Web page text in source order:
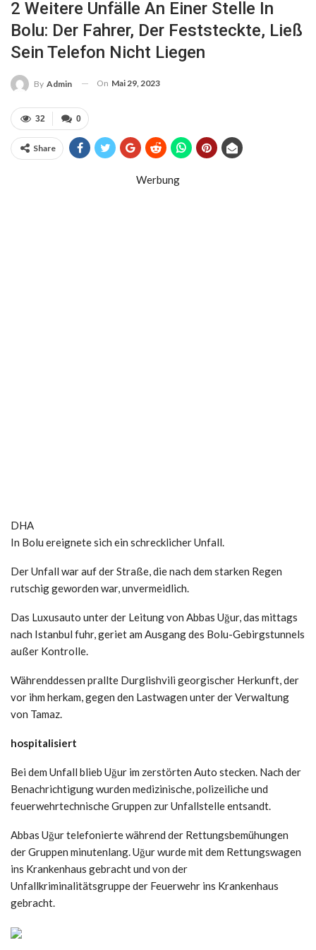
2 Weitere Unfälle An Einer Stelle In
Bolu: Der Fahrer, Der Feststeckte, Ließ
Sein Telefon Nicht Liegen
By Admin On Mai 29, 2023
0
32
Share
Werbung
DHA
In Bolu ereignete sich ein schrecklicher Unfall.
Der Unfall war auf der Straße, die nach dem starken Regen
rutschig geworden war, unvermeidlich.
Das Luxusauto unter der Leitung von Abbas Uğur, das mittags
nach Istanbul fuhr, geriet am Ausgang des Bolu-Gebirgstunnels
außer Kontrolle.
Währenddessen prallte Durglishvili georgischer Herkunft, der
vor ihm herkam, gegen den Lastwagen unter der Verwaltung
von Tamaz.
hospitalisiert
Bei dem Unfall blieb Uğur im zerstörten Auto stecken. Nach der
Benachrichtigung wurden medizinische, polizeiliche und
feuerwehrtechnische Gruppen zur Unfallstelle entsandt.
Abbas Uğur telefonierte während der Rettungsbemühungen
der Gruppen minutenlang. Uğur wurde mit dem Rettungswagen
ins Krankenhaus gebracht und von der
Unfallkriminalitätsgruppe der Feuerwehr ins Krankenhaus
gebracht.